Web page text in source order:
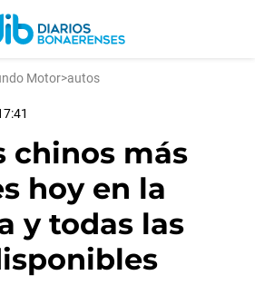
Motor>autos
chinos más
hoy en la
y todas las